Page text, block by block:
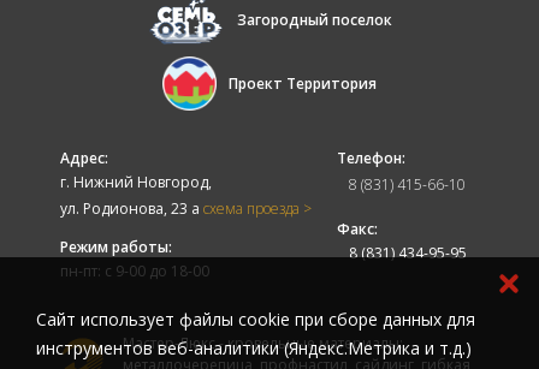
Загородный поселок
Проект Территория
Адрес:
г. Нижний Новгород,
ул. Родионова, 23 а схема проезда >
Режим работы:
пн-пт: с 9-00 до 18-00
Телефон:
8 (831) 415-66-10
Факс:
8 (831) 434-95-95
Мастер-Люкс - кровельные материалы:
металлочерепица, профнастил, сайдинг, гибкая
Cайт использует файлы cookie при сборе данных для
инструментов веб-аналитики (Яндекс.Метрика и т.д.)